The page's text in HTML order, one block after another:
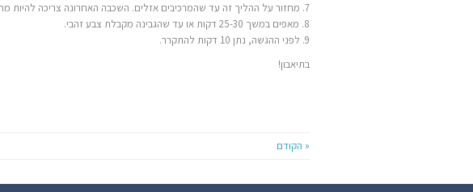
7. מחזור על ההליך זה עד שהמרכיבים אזלים. השכבה האחרונה צריכה להיות מחמאת ו / או גבינת מוצרלה.
8. מאפים במשך 25-30 דקות או עד שהגבינה מקבלת צבע זהבי.
9. לפני ההגשה, נתן 10 דקות להתקרר.
בתיאבון!
« הקודם